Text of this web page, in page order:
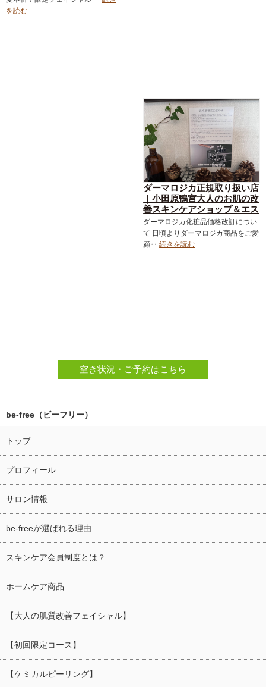
得なメニュー｜フェイシャル
を読む
ダーマロジカ正規取り扱い店
｜小田原鴨宮大人のお肌の改
善スキンケアショップ＆エス
テサロン｜ダーマロジカ｜お
得なメニュー｜フェイシャル
｜スキンケア化粧品
ダーマロジカ化粧品価格改訂につい
て 日頃よりダーマロジカ商品をご愛
顧‥続きを読む
空き状況・ご予約はこちら
be-free（ビーフリー）
トップ
プロフィール
サロン情報
be-freeが選ばれる理由
スキンケア会員制度とは？
ホームケア商品
【大人の肌質改善フェイシャル】
【初回限定コース】
【ケミカルピーリング】